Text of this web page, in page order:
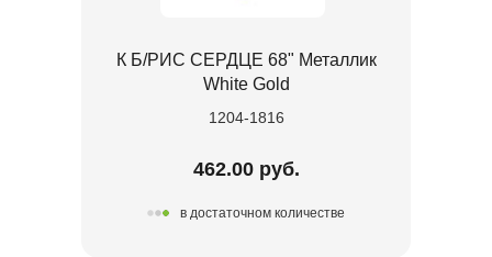
К Б/РИС СЕРДЦЕ 68" Металлик
White Gold
1204-1816
462.00 руб.
в достаточном количестве